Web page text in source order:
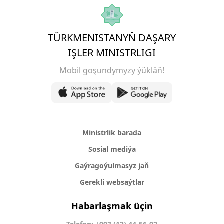
TÜRKMENISTANYŇ DAŞARY
IŞLER MINISTRLIGI
Mobil goşundymyzy ýükläň!
Ministrlik barada
Sosial mediýa
Gaýragoýulmasyz jaň
Gerekli websaýtlar
Habarlaşmak üçin